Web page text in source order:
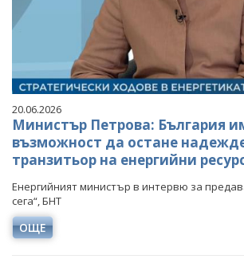
20.06.2026
Министър Петрова: България
възможност да остане
транзитьор на енергийни
Енергийният министър в интервю за
сега“, БНТ
ОЩЕ